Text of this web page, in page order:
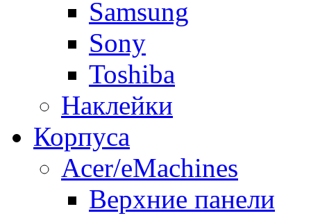
Samsung
Sony
Toshiba
Наклейки
Корпуса
Acer/eMachines
Верхние панели